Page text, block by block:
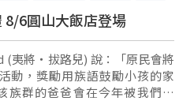
8/6圓山大飯店登場
(夷將‧拔路兒) 說：「原民會將
動，獎勵用族語鼓勵小孩的家
族群的爸爸會在今年被我們表